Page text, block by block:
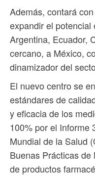
Además, contará
expandir el
Argentina, Ecuador,
cercano, a México,
dinamizador del
El nuevo centro se
estándares de
y eficacia de los
100% por el Informe
Mundial de la Salud
Buenas Prácticas
de productos